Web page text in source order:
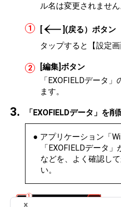
ル名は変更されません
[
](戻る）ボタン
タップすると【設定画
[編集]ボタン
「EXOFIELDデータ
ます。
「EXOFIELDデータ」を削
アプリケーション「
「EXOFIELDデータ
などを、よく確認し
い。